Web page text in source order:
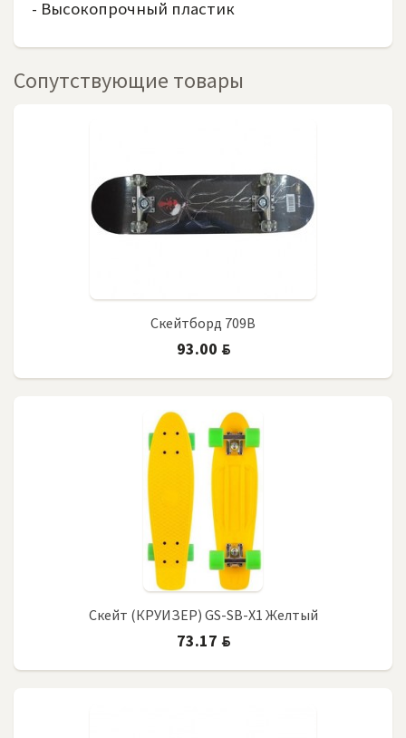
- Высокопрочный пластик
Сопутствующие товары
Скейтборд 709B
93.00 BYN
Скейт (КРУИЗЕР) GS-SB-X1 Желтый
73.17 BYN